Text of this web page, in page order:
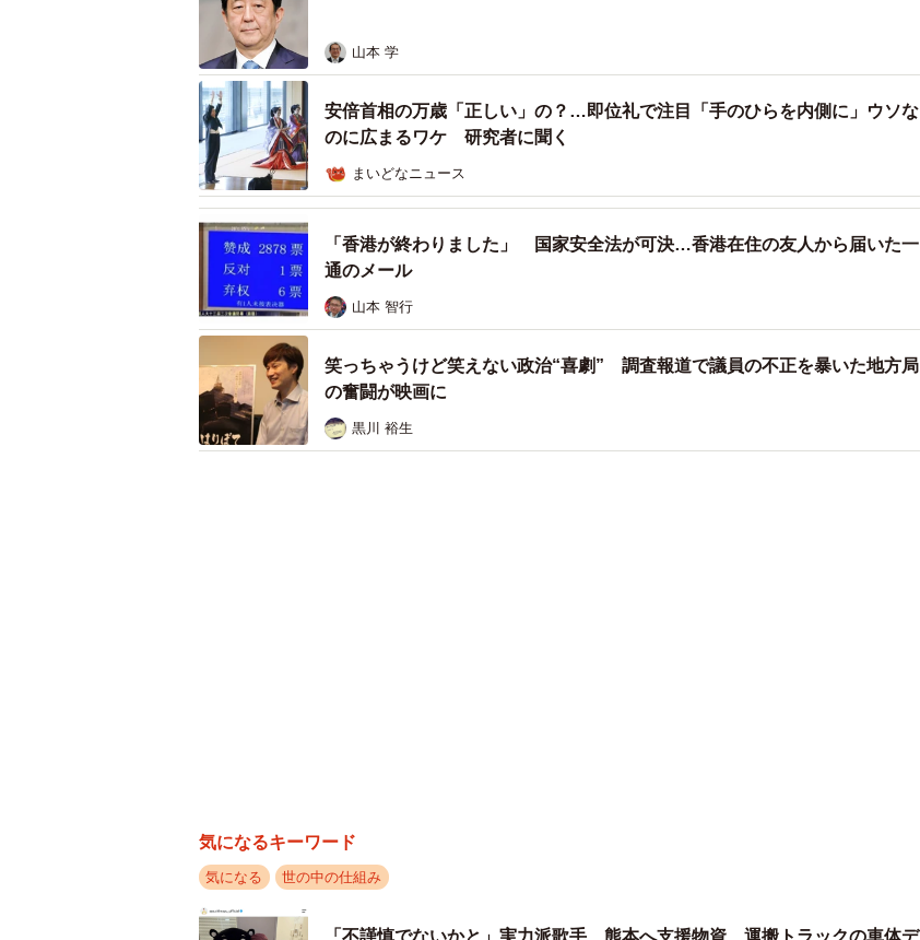
山本 学
安倍首相の万歳「正しい」の？…即位礼で注目「手のひらを内側に」ウソな
のに広まるワケ 研究者に聞く
まいどなニュース
「香港が終わりました」 国家安全法が可決…香港在住の友人から届いた一
通のメール
山本 智行
笑っちゃうけど笑えない政治“喜劇” 調査報道で議員の不正を暴いた地方局
の奮闘が映画に
黒川 裕生
気になるキーワード
気になる 世の中の仕組み
「不謹慎でないかと」実力派歌手、熊本へ支援物資…運搬トラックの車体デ